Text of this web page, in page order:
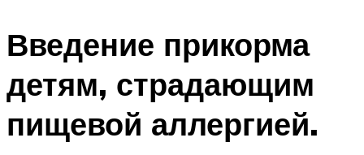
Введение прикорма
детям, страдающим
пищевой аллергией.